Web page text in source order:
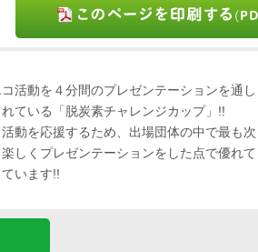
活動を４分間のプレゼンテーションを通し
ている「脱炭素チャレンジカップ」!!
動を応援するため、出場団体の中で最も次
しくプレゼンテーションをした点で優れて
います!!